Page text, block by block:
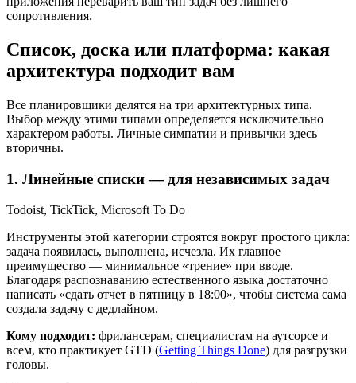
сопротивления.
Список, доска или платформа: какая
архитектура подходит вам
Все планировщики делятся на три архитектурных типа.
Выбор между этими типами определяется исключительно
характером работы. Личные симпатии и привычки здесь
вторичны.
1. Линейные списки — для независимых задач
Todoist, TickTick, Microsoft To Do
Инструменты этой категории строятся вокруг простого цикла:
задача появилась, выполнена, исчезла. Их главное
преимущество — минимальное «трение» при вводе.
Благодаря распознаванию естественного языка достаточно
написать «сдать отчет в пятницу в 18:00», чтобы система сама
создала задачу с дедлайном.
Кому подходит: фрилансерам, специалистам на аутсорсе и
всем, кто практикует GTD (Getting Things Done) для разгрузки
головы.